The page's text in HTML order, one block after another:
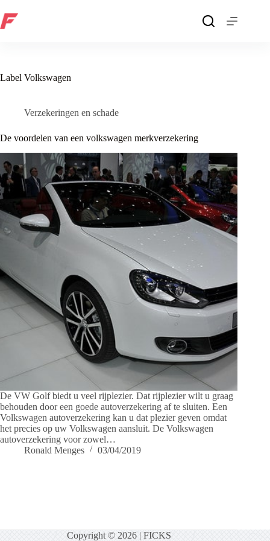
naar
de
Label Volkswagen
Verzekeringen en schade
De voordelen van een volkswagen merkverzekering
De VW Golf biedt u veel rijplezier. Dat rijplezier wilt u graag
behouden door een goede autoverzekering af te sluiten. Een
Volkswagen autoverzekering kan u dat plezier geven omdat
het precies op uw Volkswagen aansluit. De Volkswagen
autoverzekering voor zowel…
Ronald Menges
03/04/2019
Copyright © 2026 | FICKS